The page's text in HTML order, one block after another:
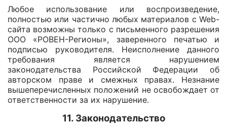
Любое использование или воспроизведение,
полностью или частично любых материалов с Web-
сайта возможны только с письменного разрешения
ООО «РОВЕН-Регионы», заверенного печатью и
подписью руководителя. Неисполнение данного
требования является нарушением
законодательства Российской Федерации об
авторском праве и смежных правах. Незнание
вышеперечисленных положений не освобождает от
ответственности за их нарушение.
​11. Законодательство